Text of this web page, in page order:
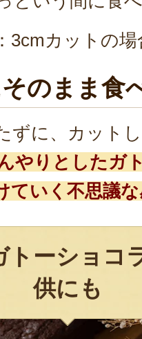
3cmカットの場
のまま食
ずに、カット
やりとしたガ
ていく不思議
トーショコ
供にも